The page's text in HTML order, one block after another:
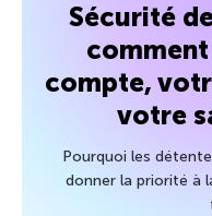
Sécurité
compte,
votre
Pourquoi les
donner la priorité à